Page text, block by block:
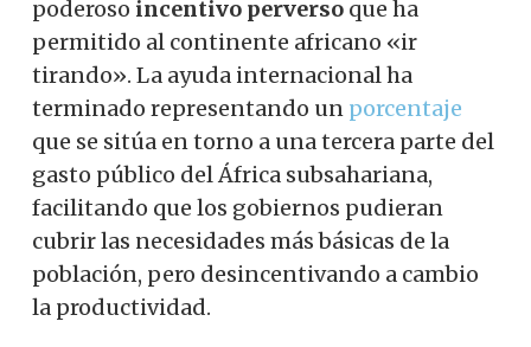
poderoso incentivo perverso que ha
permitido al continente africano «ir
tirando». La ayuda internacional ha
terminado representando un porcentaje
que se sitúa en torno a una tercera parte del
gasto público del África subsahariana,
facilitando que los gobiernos pudieran
cubrir las necesidades más básicas de la
población, pero desincentivando a cambio
la productividad.